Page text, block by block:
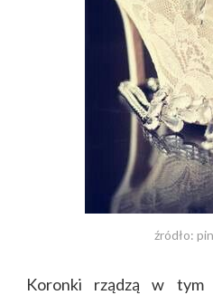
źródło:
Koronki rządzą w tym